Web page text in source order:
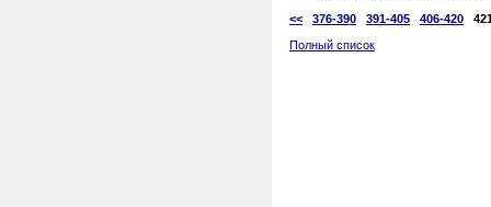
<<
376-390 391-405 406-420
Полный список